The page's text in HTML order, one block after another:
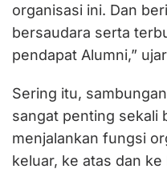
organisasi ini. Dan
bersaudara serta
pendapat Alumni,”
Sering itu,
sangat penting sekali
menjalankan fungsi
keluar, ke atas dan ke